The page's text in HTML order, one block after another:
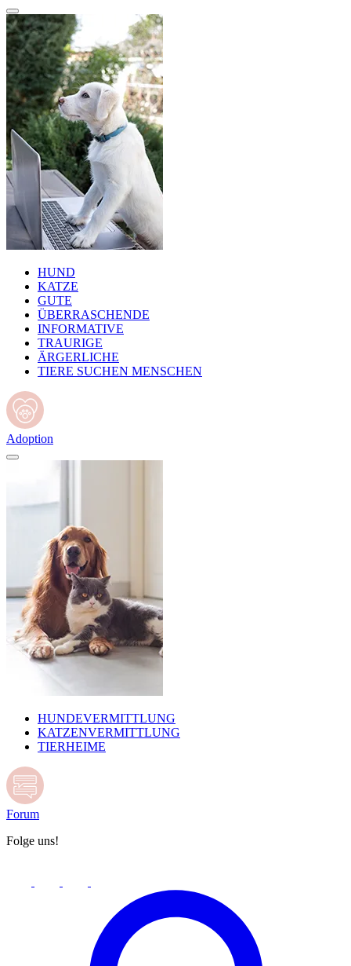
HUND
KATZE
GUTE
ÜBERRASCHENDE
INFORMATIVE
TRAURIGE
ÄRGERLICHE
TIERE SUCHEN MENSCHEN
Adoption
HUNDEVERMITTLUNG
KATZENVERMITTLUNG
TIERHEIME
Forum
Folge uns!